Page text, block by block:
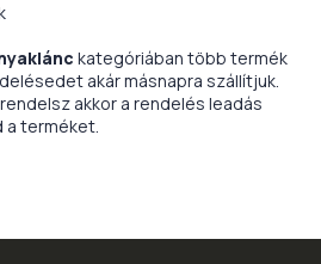
kategóriában több termék
akár másnapra szállítjuk.
akkor a rendelés leadás
a terméket.